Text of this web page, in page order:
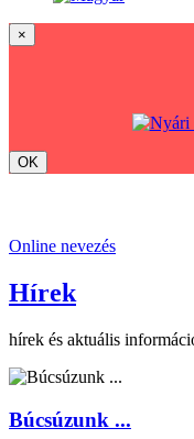
×
OK
Online nevezés
Hírek
hírek és aktuális
Búcsúzunk ...